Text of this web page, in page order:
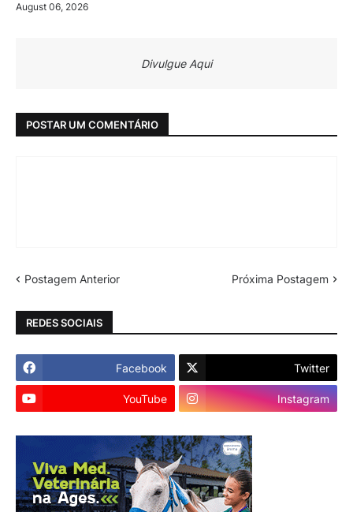
August 06, 2026
Divulgue Aqui
POSTAR UM COMENTÁRIO
Postagem Anterior Próxima Postagem
REDES SOCIAIS
Facebook Twitter
YouTube Instagram